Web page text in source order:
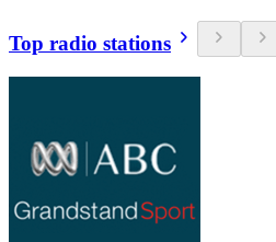
Top radio stations